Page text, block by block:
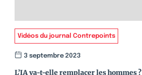
Vidéos du journal Contrepoints
3 septembre 2023
L’IA va-t-elle remplacer les hommes ?